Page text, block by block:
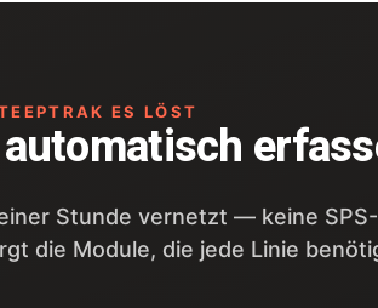
ES LÖST
Stunde vernetzt — keine
die Module, die jede Linie